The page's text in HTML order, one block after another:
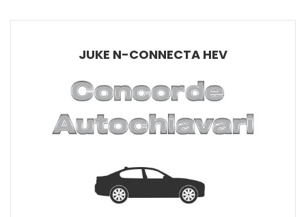
JUKE N-CONNECTA HEV